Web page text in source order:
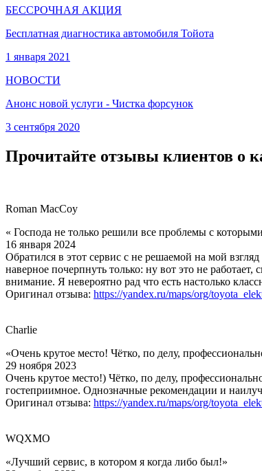
БЕССРОЧНАЯ АКЦИЯ
Бесплатная диагностика автомобиля Тойота
1 января 2021
НОВОСТИ
Анонс новой услуги - Чистка форсунок
3 сентября 2020
Прочитайте отзывы клиентов о
Roman MacCoy
« Господа не только решили все проблемы с
16 января 2024
Обратился в этот сервис с не решаемой на мой
наверное почерпнуть только: ну вот это не
внимание. Я невероятно рад что есть настолько
Оригинал отзыва: https://yandex.ru/maps/org/
Charlie
«Очень крутое место! Чётко, по делу,
29 ноября 2023
Очень крутое место!) Чётко, по делу,
гостеприимное. Однозначные рекомендации и
Оригинал отзыва: https://yandex.ru/maps/org/
WQXMO
«Лучший сервис, в котором я когда либо был!»